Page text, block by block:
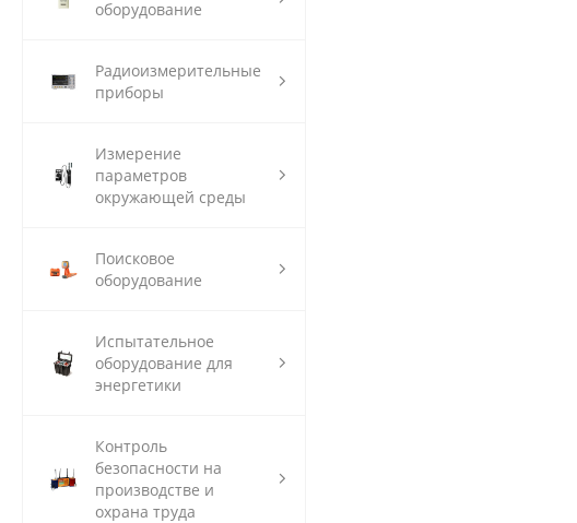
оборудование
Радиоизмерительные
приборы
Измерение
параметров
окружающей среды
Поисковое
оборудование
Испытательное
оборудование для
энергетики
Контроль
безопасности на
производстве и
охрана труда